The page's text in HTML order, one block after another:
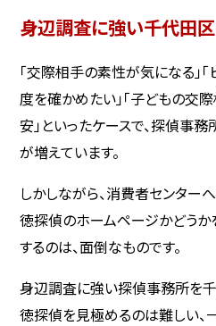
身辺調査に強い千代田
「交際相手の素性が気になる」
度を確かめたい」「子どもの交
安」といったケースで、探偵事
が増えています。
しかしながら、消費者センター
徳探偵のホームページかどうか
するのは、面倒なものです。
身辺調査に強い探偵事務所を
徳探偵を見極めるのは難しい